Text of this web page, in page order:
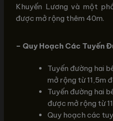
Khuyến Lương và một
được mở rộng thêm 40m.
– Quy Hoạch Các Tuyến
Tuyến đường hai
mở rộng từ 11,5m
Tuyến đường hai
được mở rộng từ
Quy hoạch các